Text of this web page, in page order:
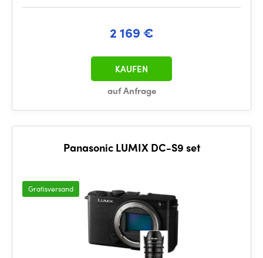
2 169 €
auf Anfrage
KAUFEN
Panasonic LUMIX DC-S9 set
Gratisversand